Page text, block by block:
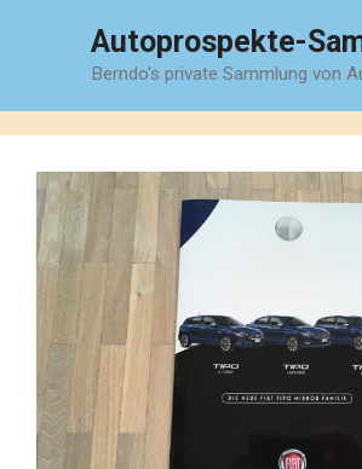
Autoprospekte-
Berndo's private Sammlung von